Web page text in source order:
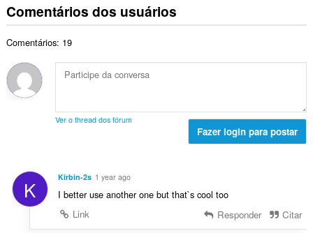
Comentários dos usuários
Comentários: 19
Ver o thread dos fórum
Fazer login para postar
K Kirbin-2s 1 year ago
I better use another one but that`s cool too
Link
Responder Citar